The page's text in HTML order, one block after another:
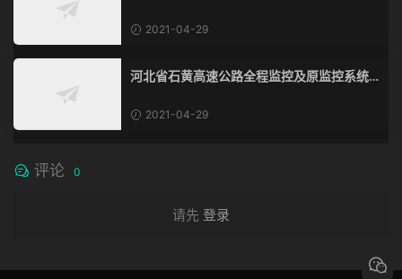
2021-04-29
河北省石黄高速公路全程监控及原监控系统
2021-04-29
评论 0
请先 登录